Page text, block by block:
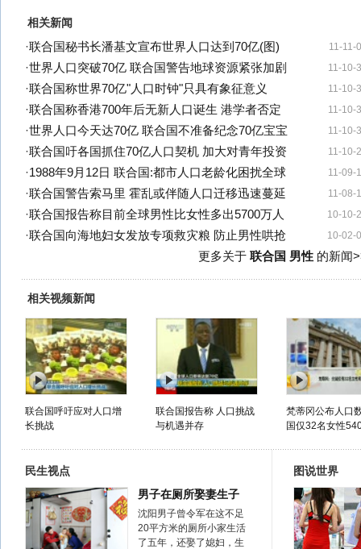
相关新闻
11-11-
·联合国秘书长潘基文宣布世界人口达到70亿(图)
11-10-
·世界人口突破70亿 联合国警告地球资源紧张加剧
11-10-
·联合国称世界70亿"人口时钟"只具有象征意义
11-10-
·联合国称香港700年后无新人口诞生 港学者否定
11-10-
·世界人口今天达70亿 联合国不准备纪念70亿宝宝
11-10-
·联合国吁各国抓住70亿人口契机 加大对青年投资
11-09-
·1988年9月12日 联合国:都市人口老龄化困扰全球
11-08-
·联合国警告索马里 霍乱或伴随人口迁移迅速蔓延
10-10-
·联合国报告称目前全球男性比女性多出5700万人
10-02-
·联合国向海地妇女发放专项救灾粮 防止男性哄抢
更多关于 联合国 男性的新闻
相关视频新闻
联合国呼吁应对人口增
长挑战
联合国报告称 人口挑战
与机遇并存
梵蒂冈公布人口
国仅32名女性
民生视点
男子在厕所娶妻生子
沈阳男子曾令军在这不足
20平方米的厕所小家生活
了五年，还娶了媳妇，生
图说世界